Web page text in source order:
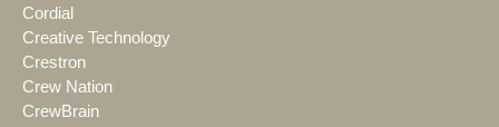
Cordial
Creative Technology
Crestron
Crew Nation
CrewBrain